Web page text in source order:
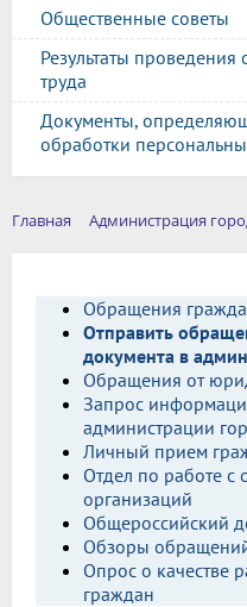
Общественные советы
Результаты
труда
Документы,
обработки
Главная Администрация
Обращения
Отправить
документа в
Обращения от
Запрос
администрации
Личный прием
Отдел по работе
организаций
Общероссийский
Обзоры
Опрос о качестве
граждан